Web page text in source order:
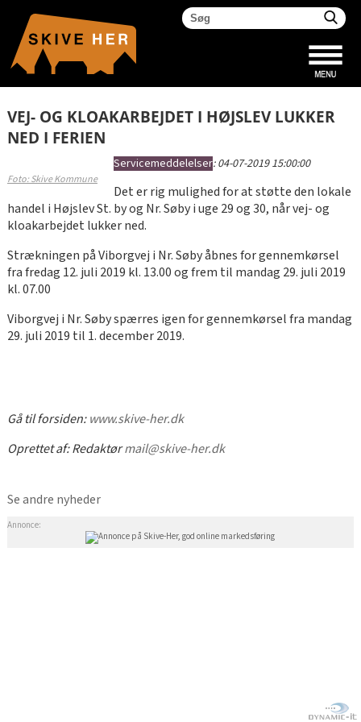
VEJ- OG KLOAKARBEJDET I HØJSLEV LUKKER
NED I FERIEN
Foto: Skive Kommune
Servicemeddelelser:04-07-2019 15:00:00
Det er rig mulighed for at støtte den lokale
handel i Højslev St. by og Nr. Søby i uge 29 og 30, når vej- og
kloakarbejdet lukker ned.
Strækningen på Viborgvej i Nr. Søby åbnes for gennemkørsel
fra fredag 12. juli 2019 kl. 13.00 og frem til mandag 29. juli 2019
kl. 07.00
Viborgvej i Nr. Søby spærres igen for gennemkørsel fra mandag
29. juli 2019 til 1. december 2019.
Gå til forsiden:www.skive-her.dk
Oprettet af:Redaktørmail@skive-her.dk
Se andre nyheder
Annonce: